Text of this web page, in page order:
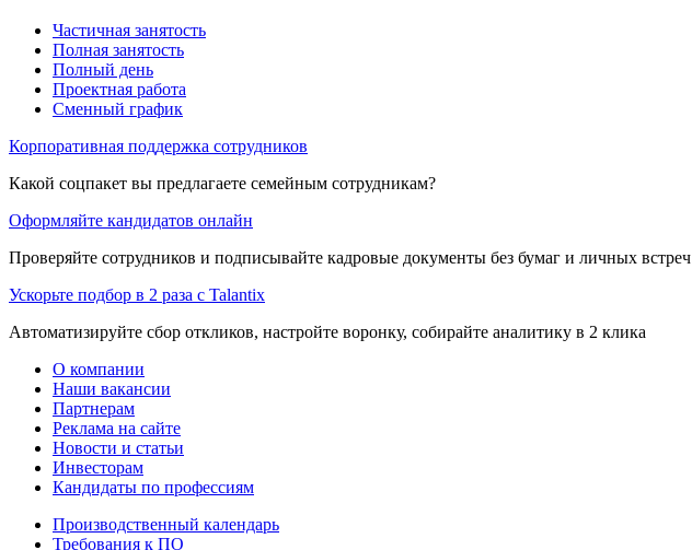
Частичная занятость
Полная занятость
Полный день
Проектная работа
Сменный график
Корпоративная поддержка сотрудников
Какой соцпакет вы предлагаете семейным сотрудникам?
Оформляйте кандидатов онлайн
Проверяйте сотрудников и подписывайте кадровые документы без бумаг и личных встреч
Ускорьте подбор в 2 раза с Talantix
Автоматизируйте сбор откликов, настройте воронку, собирайте аналитику в 2 клика
О компании
Наши вакансии
Партнерам
Реклама на сайте
Новости и статьи
Инвесторам
Кандидаты по профессиям
Производственный календарь
Требования к ПО